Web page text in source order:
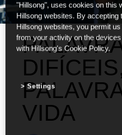
VIDA
"Hillsong", uses cookies on this
Hillsong websites. By accepting
Hillsong websites, you permit
from your activity on the
with Hillsong's Cookie Policy.
Settings